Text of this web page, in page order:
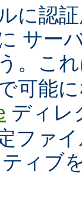
に認
サー
。こ
可能
ディレ
ファ
ィブ